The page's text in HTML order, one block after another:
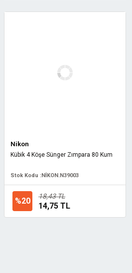
Nikon
Kübik 4 Köşe Sünger Zımpara 80 Kum
Stok Kodu :NİKON.N39003
%20 18,43 TL
14,75 TL